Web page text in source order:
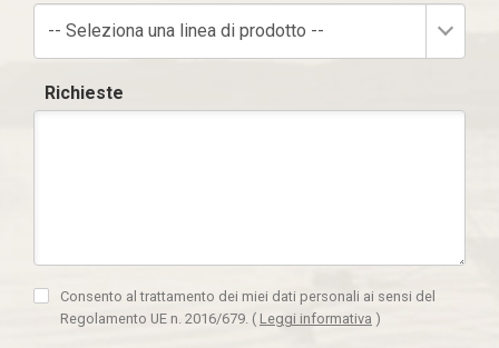
-- Seleziona una linea di prodotto --
Richieste
Consento al trattamento dei miei dati personali ai sensi del
Regolamento UE n. 2016/679. ( Leggi informativa )